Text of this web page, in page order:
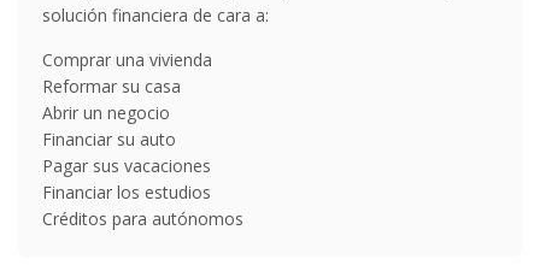
solución financiera de cara a:
Comprar una vivienda
Reformar su casa
Abrir un negocio
Financiar su auto
Pagar sus vacaciones
Financiar los estudios
Créditos para autónomos